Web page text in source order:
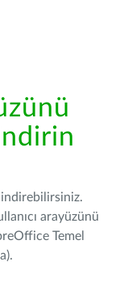
arayüzünü
Temel